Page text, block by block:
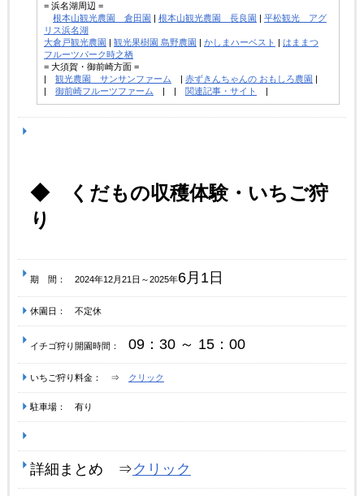
= 浜名湖周辺 =
根本山観光農園 倉田園
根本山観光農園 長良園
平松観光 アグ
リス浜名湖
大倉戸観光農園
観光果樹園 島野農園 かしまハーベスト
はままつ
フルーツパーク時之栖
= 大須賀・御前崎方面 =
観光農園 サンサンファーム 赤ずきんちゃんの おもしろ農園
御前崎フルーツファーム 関連記事・サイト
◆ くだもの収穫体験・いちご狩
り
期 間： 2024年12月21日～2025年6月1日
休園日： 不定休
イチゴ狩り開園時間： 09：30 ～ 15：00
いちご狩り料金： ⇒ クリック
駐車場： 有り
詳細まとめ ⇒クリック